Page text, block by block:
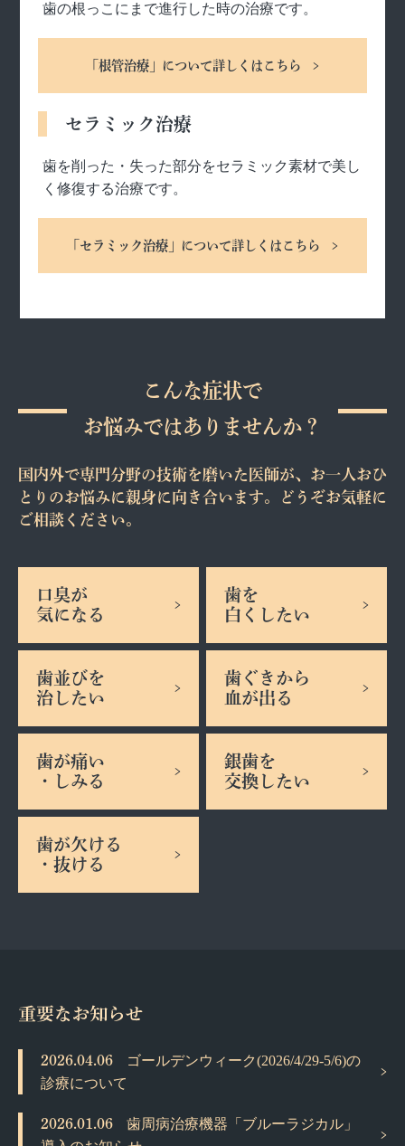
歯の根っこにまで進行した時の治療です。
「根管治療」について詳しくはこちら
セラミック治療
歯を削った・失った部分をセラミック素材で美し
く修復する治療です。
「セラミック治療」について詳しくはこちら
こんな症状で
お悩みではありませんか？
国内外で専門分野の技術を磨いた医師が、お一人おひ
とりのお悩みに親身に向き合います。どうぞお気軽に
ご相談ください。
口臭が
気になる
歯を
白くしたい
歯並びを
治したい
歯ぐきから
血が出る
歯が痛い
・しみる
銀歯を
交換したい
歯が欠ける
・抜ける
2026.04.06
ゴールデンウィーク(2026/4/29-5/6)の
診療について
2026.01.06
歯周病治療機器「ブルーラジカル」